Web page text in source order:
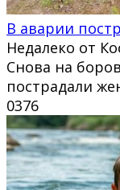
В аварии
Недалеко от
Снова на
пострадали
0376